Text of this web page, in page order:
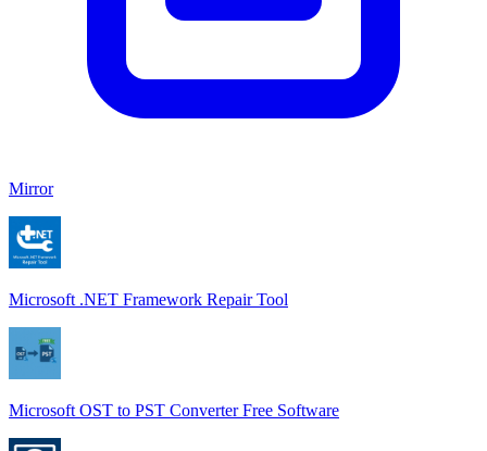
Mirror
Microsoft .NET Framework Repair Tool
Microsoft OST to PST Converter Free Software